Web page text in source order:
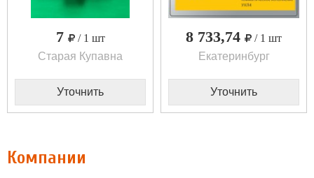
7
/ 1 шт
Старая Купавна
Уточнить
8 733,74
/ 1 шт
Екатеринбург
Уточнить
Компании